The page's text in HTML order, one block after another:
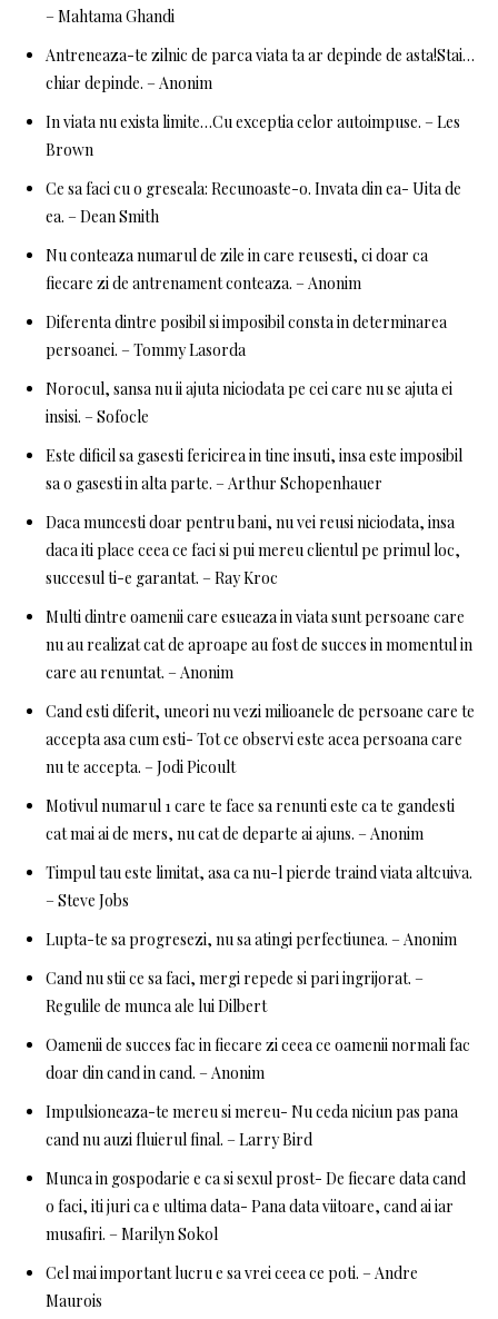
– Mahtama Ghandi
Antreneaza-te zilnic de parca viata ta ar depinde de asta!Stai…
chiar depinde. – Anonim
In viata nu exista limite…Cu exceptia celor autoimpuse. – Les
Brown
Ce sa faci cu o greseala: Recunoaste-o. Invata din ea- Uita de
ea. – Dean Smith
Nu conteaza numarul de zile in care reusesti, ci doar ca
fiecare zi de antrenament conteaza. – Anonim
Diferenta dintre posibil si imposibil consta in determinarea
persoanei. – Tommy Lasorda
Norocul, sansa nu ii ajuta niciodata pe cei care nu se ajuta ei
insisi. – Sofocle
Este dificil sa gasesti fericirea in tine insuti, insa este imposibil
sa o gasesti in alta parte. – Arthur Schopenhauer
Daca muncesti doar pentru bani, nu vei reusi niciodata, insa
daca iti place ceea ce faci si pui mereu clientul pe primul loc,
succesul ti-e garantat. – Ray Kroc
Multi dintre oamenii care esueaza in viata sunt persoane care
nu au realizat cat de aproape au fost de succes in momentul in
care au renuntat. – Anonim
Cand esti diferit, uneori nu vezi milioanele de persoane care te
accepta asa cum esti- Tot ce observi este acea persoana care
nu te accepta. – Jodi Picoult
Motivul numarul 1 care te face sa renunti este ca te gandesti
cat mai ai de mers, nu cat de departe ai ajuns. – Anonim
Timpul tau este limitat, asa ca nu-l pierde traind viata altcuiva.
– Steve Jobs
Lupta-te sa progresezi, nu sa atingi perfectiunea. – Anonim
Cand nu stii ce sa faci, mergi repede si pari ingrijorat. –
Regulile de munca ale lui Dilbert
Oamenii de succes fac in fiecare zi ceea ce oamenii normali fac
doar din cand in cand. – Anonim
Impulsioneaza-te mereu si mereu- Nu ceda niciun pas pana
cand nu auzi fluierul final. – Larry Bird
Munca in gospodarie e ca si sexul prost- De fiecare data cand
o faci, iti juri ca e ultima data- Pana data viitoare, cand ai iar
musafiri. – Marilyn Sokol
Cel mai important lucru e sa vrei ceea ce poti. – Andre
Maurois